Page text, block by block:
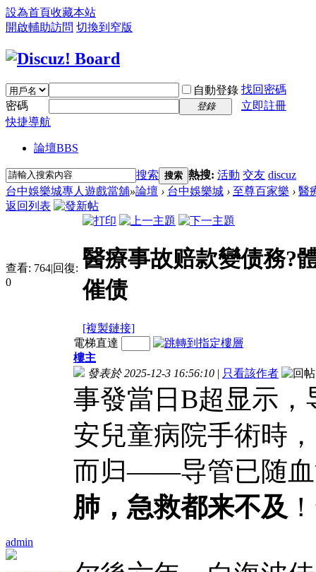
設為首頁收藏本站
開啟輔助訪問 切換到窄版
自動登錄 找回密碼
密碼
登錄
立即註冊
快捷導航
論壇BBS
搜索 搜索 熱搜: 活動 交友 discuz
台中娛樂城專人遊戲當舖»論壇 › 台中娛樂城 › 至尊百家樂 › 醫
返回列表
查看: 764|回復:
0
醫療事故赔款變债務?
催债
[複製鏈接]
admin
電梯直達
樓主
發表於 2025-12-3 16:56:10 | 只看該作者
事發當日B超显示
安兒童病院手術時
而归——导管已随血
肺，急救都来不及